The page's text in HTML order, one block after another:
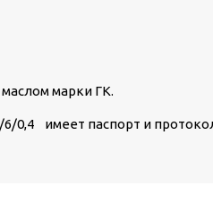
марки ГК.
0,4 имеет паспорт и